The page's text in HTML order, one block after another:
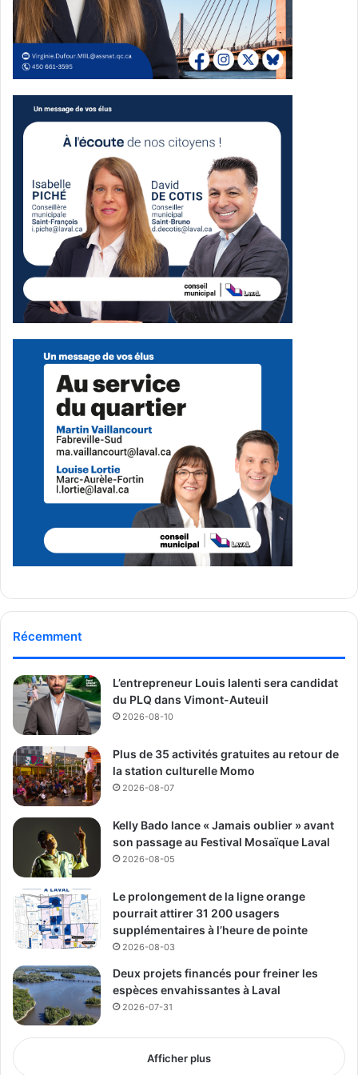
aubaines et de l’énergie du Boxing Day », confie Eva une
jeune Lavalloise. D’autres, cependant, sont venus sans
réelle intention d’acheter, préférant observer ou profiter
des stands de restauration.
Une attraction inattendue
Fait marquant de cette édition : à l’intérieur du centre, les
visiteurs ont pu admirer un
Cybertruck de Tesla
Ce véhicule futuriste, encore peu présent sur les routes
québécoises, a suscité un vif intérêt. Symbole de
modernité et d’innovation, il a attiré une foule de curieux
qui n’ont pas hésité à dégainer leurs smartphones pour
immortaliser l’événement.
Les enfants, particulièrement fascinés, ont eu la chance
de monter à bord du véhicule, ajoutant une dimension
ludique à l’expérience. « C’était vraiment impressionnant
de voir ce camion de si près. Mes enfants étaient ravis de
pouvoir y entrer », raconte Amir un père de famille
émerveillé.
Une journée marquée par la tradition
et la curiosité
Au-delà de la chasse aux aubaines, le Boxing Day est
devenu pour certains Lavallois un moment de
rassemblement festif. Si certains sont repartis avec des
sacs pleins à craquer, d’autres ont simplement profité de
foule.
Média Laval
See Full Bio
Publicité sponsorisée par la conseillère municipale de Saint-François et David
De Cotis, conseiller municipal de Saint-Bruno
Récemment
L’entrepreneur Louis Ialenti sera candidat
du PLQ dans Vimont-Auteuil
2026-08-10
Plus de 35 activités gratuites au retour de
la station culturelle Momo
2026-08-07
Kelly Bado lance « Jamais oublier » avant
son passage au Festival Mosaïque Laval
2026-08-05
Le prolongement de la ligne orange
pourrait attirer 31 200 usagers
supplémentaires à l’heure de pointe
2026-08-03
Deux projets financés pour freiner les
espèces envahissantes à Laval
2026-07-31
Afficher plus